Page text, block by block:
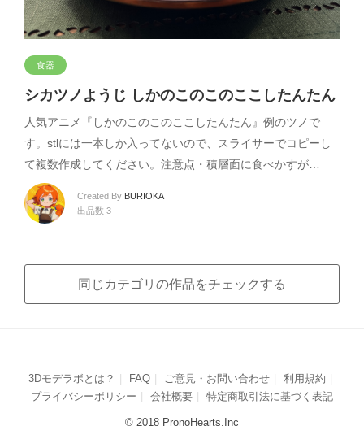
食器
シカツノようじ しかのこのこのここしたんたん
人気アニメ『しかのこのこのここしたんたん』例のツノで
す。stlには一本しか入ってないので、スライサーでコピーし
て複数作成してください。注意点・積層面に食べかすが…
Created By BURIOKA
出品数 3
同じカテゴリの作品をチェックする
3Dモデラボとは？ FAQ ご意見・お問い合わせ
利用規約
プライバシーポリシー
会社概要 特定商取引法に基づく表記
© 2018 PronoHearts,Inc